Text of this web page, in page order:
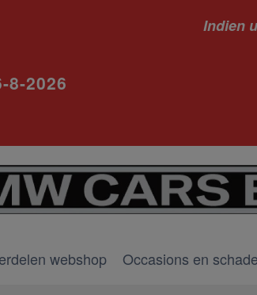
Indien
8-2026
webshop Occasions en